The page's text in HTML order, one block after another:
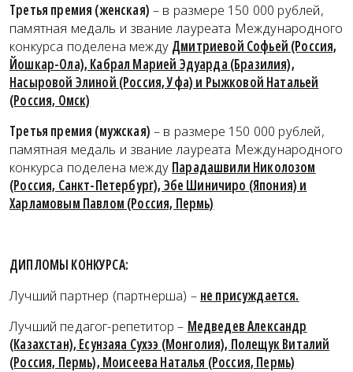
Третья премия (женская) – в размере 150 000 рублей,
памятная медаль и звание лауреата Международного
конкурса поделена между Дмитриевой Софьей (Россия,
Йошкар-Ола), Кабрал Марией Эдуарда (Бразилия),
Насыровой Элиной (Россия, Уфа) и Рыжковой Натальей
(Россия, Омск)
Третья премия (мужская) – в размере 150 000 рублей,
памятная медаль и звание лауреата Международного
конкурса поделена между Парадашвили Николозом
(Россия, Санкт-Петербург), Эбе Шиничиро (Япония) и
Харламовым Павлом (Россия, Пермь)
ДИПЛОМЫ КОНКУРСА:
Лучший партнер (партнерша) – не присуждается.
Лучший педагог-репетитор – Медведев Александр
(Казахстан), Есунзаяа Сухээ (Монголия), Полещук Виталий
(Россия, Пермь), Моисеева Наталья (Россия, Пермь)